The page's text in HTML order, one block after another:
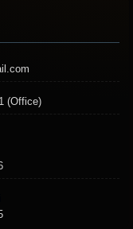
(Office)